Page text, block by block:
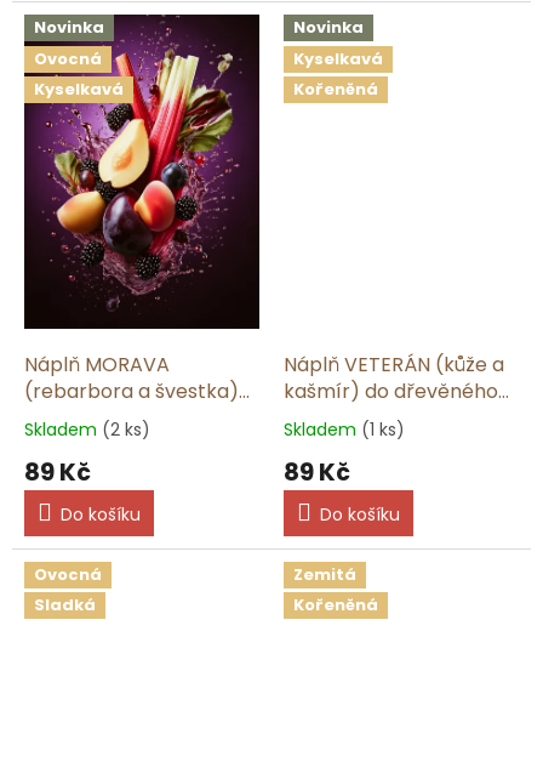
Novinka
Ovocná
Kyselkavá
Náplň MORAVA
(rebarbora a švestka)
do dřevěného difuzéru
Skladem (2 ks)
89 Kč
Do košíku
Novinka
Kyselkavá
Kořeněná
Náplň VETERÁN (kůže a
kašmír) do dřevěného
difuzéru
Skladem (1 ks)
89 Kč
Do košíku
Ovocná
Sladká
Zemitá
Kořeněná